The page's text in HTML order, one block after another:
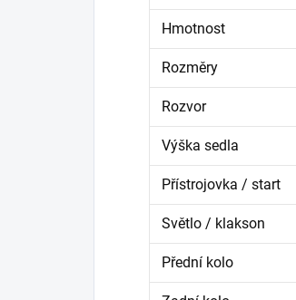
Hmotnost
Rozměry
Rozvor
Výška sedla
Přístrojovka / start
Světlo / klakson
Přední kolo